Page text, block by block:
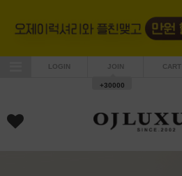
LOGIN JOIN
+30000
CART